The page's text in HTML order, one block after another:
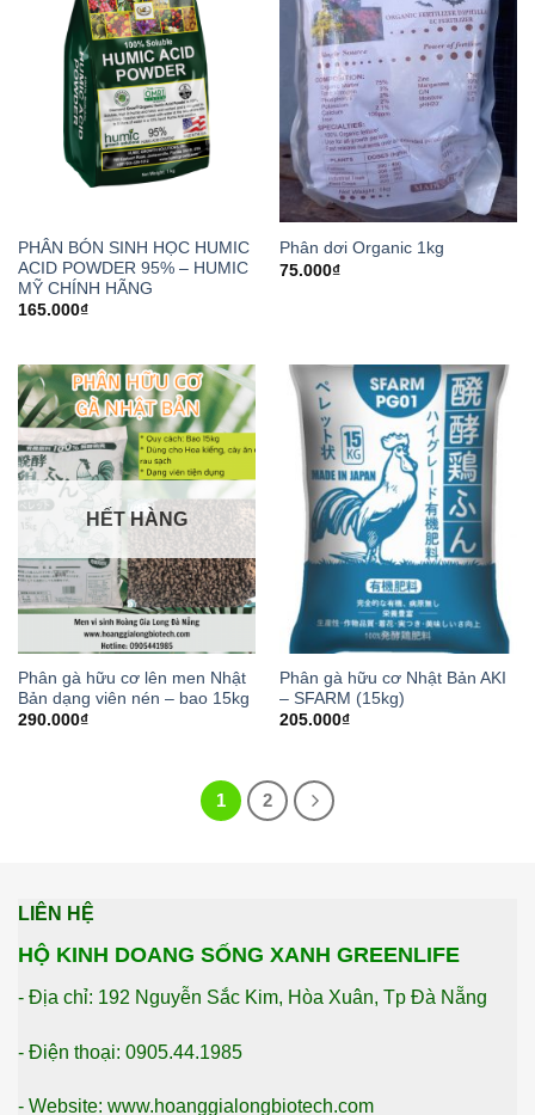
PHÂN BÓN SINH HỌC HUMIC
ACID POWDER 95% – HUMIC
MỸ CHÍNH HÃNG
165.000₫
Phân dơi Organic 1kg
75.000₫
HẾT HÀNG
Phân gà hữu cơ lên men Nhật
Bản dạng viên nén – bao 15kg
290.000₫
Phân gà hữu cơ Nhật Bản AKI
– SFARM (15kg)
205.000₫
1 2
LIÊN HỆ
HỘ KINH DOANG SỐNG XANH GREENLIFE
- Địa chỉ: 192 Nguyễn Sắc Kim, Hòa Xuân, Tp Đà Nẵng
- Điện thoại: 0905.44.1985
- Website: www.hoanggialongbiotech.com